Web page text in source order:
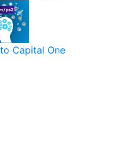
Capital One